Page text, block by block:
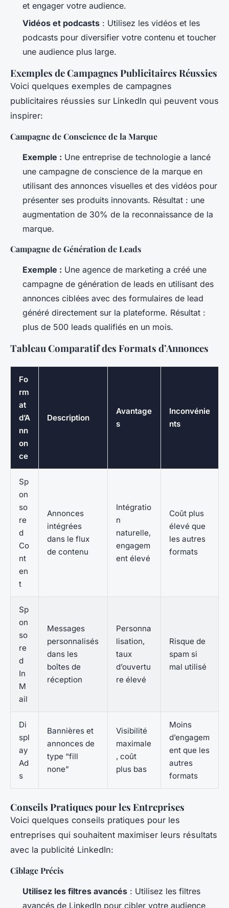
et engager votre audience.
Vidéos et podcasts : Utilisez les vidéos et les
podcasts pour diversifier votre contenu et toucher
une audience plus large.
Exemples de Campagnes Publicitaires Réussies
Voici quelques exemples de campagnes
publicitaires réussies sur LinkedIn qui peuvent vous
inspirer:
Campagne de Conscience de la Marque
Exemple : Une entreprise de technologie a lancé
une campagne de conscience de la marque en
utilisant des annonces visuelles et des vidéos pour
présenter ses produits innovants. Résultat : une
augmentation de 30% de la reconnaissance de la
marque.
Campagne de Génération de Leads
Exemple : Une agence de marketing a créé une
campagne de génération de leads en utilisant des
annonces ciblées avec des formulaires de lead
généré directement sur la plateforme. Résultat :
plus de 500 leads qualifiés en un mois.
Tableau Comparatif des Formats d’Annonces
Fo
rm
at
d’A
nn
on
ce
Description
Avantage
s
Inconvénie
nts
Sp
on
so
re
d
Co
nt
en
t
Annonces
intégrées
dans le flux
de contenu
Intégratio
n
naturelle,
engagem
ent élevé
Coût plus
élevé que
les autres
formats
Sp
on
so
re
d
In
M
ail
Messages
personnalisés
dans les
boîtes de
réception
Personna
lisation,
taux
d’ouvertu
re élevé
Risque de
spam si
mal utilisé
Di
spl
ay
Ad
s
Bannières et
annonces de
type “fill
none”
Visibilité
maximale
, coût
plus bas
Moins
d’engagem
ent que les
autres
formats
Conseils Pratiques pour les Entreprises
Voici quelques conseils pratiques pour les
entreprises qui souhaitent maximiser leurs résultats
avec la publicité LinkedIn:
Ciblage Précis
Utilisez les filtres avancés : Utilisez les filtres
avancés de LinkedIn pour cibler votre audience